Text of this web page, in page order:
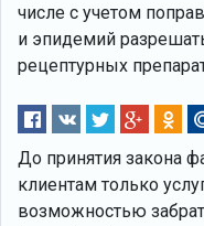
числе с учетом
и эпидемий
рецептурных
До принятия закона
клиентам только
возможностью